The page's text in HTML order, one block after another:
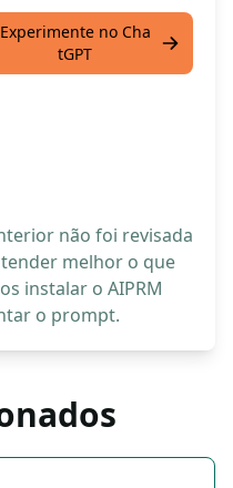
Experimente no Cha
tGPT
não foi revisada
melhor o que
instalar o AIPRM
o prompt.